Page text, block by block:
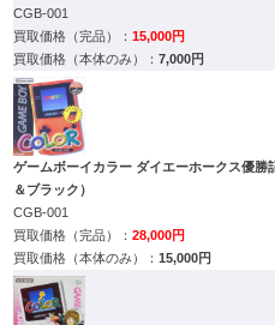
CGB-001
15,000円
7,000円
ゲームボーイカラー ダイエーホークス優
＆ブラック）
CGB-001
28,000円
15,000円